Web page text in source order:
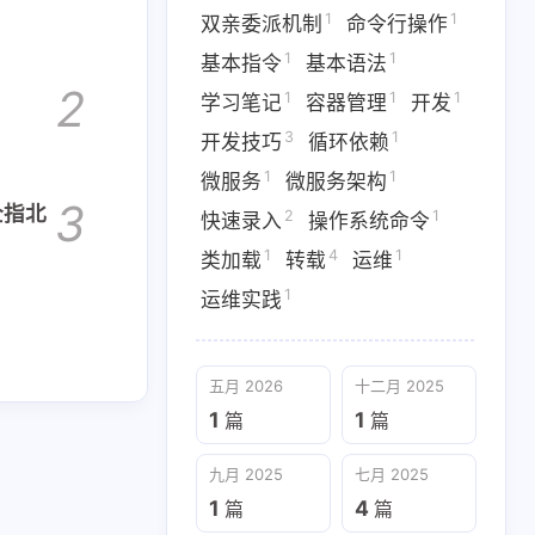
便捷操作1
微服务架构1
运维实践1
七月 2025
4篇
1篇
二月 2025
2
北 3
双亲委派机制 1 命令行操作 1
基本指令 1 基本语法 1
学习笔记 1 容器管理 1 开发 1
开发技巧 3 循环依赖 1
微服务 1 微服务架构 1
快速录入 2 操作系统命令 1
类加载 1 转载 4 运维 1
运维实践 1
五月 2026
1 篇
十二月 2025
1 篇
九月 2025
1 篇
七月 2025
4 篇